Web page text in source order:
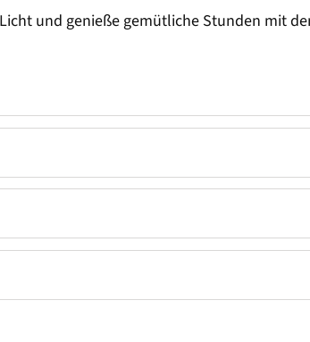
und genieße gemütliche Stunden mit